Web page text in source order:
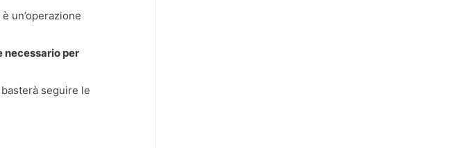
un’operazione
necessario per
seguire le